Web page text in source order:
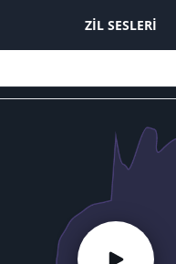
ZIL SESLERI